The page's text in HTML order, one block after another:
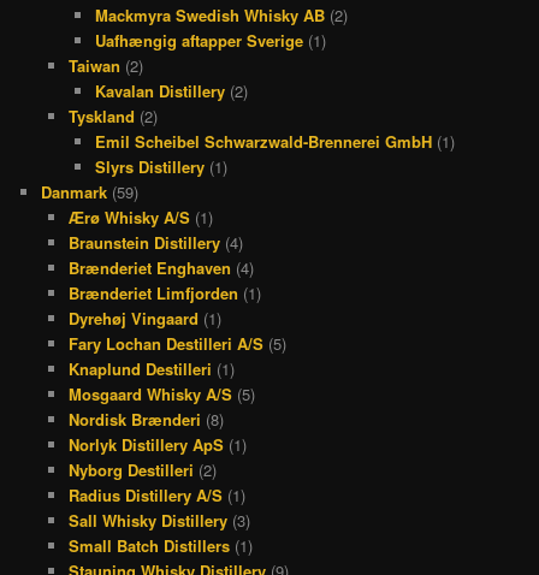
Mackmyra Swedish Whisky AB (2)
Uafhængig aftapper Sverige (1)
Taiwan (2)
Kavalan Distillery (2)
Tyskland (2)
Emil Scheibel Schwarzwald-Brennerei GmbH (1)
Slyrs Distillery (1)
Danmark (59)
Ærø Whisky A/S(1)
Braunstein Distillery(4)
Brænderiet Enghaven (4)
Brænderiet Limfjorden (1)
Dyrehøj Vingaard (1)
Fary Lochan Destilleri A/S(5)
Knaplund Destilleri (1)
Mosgaard Whisky A/S(5)
Nordisk Brænderi (8)
Norlyk Distillery ApS(1)
Nyborg Destilleri (2)
Radius Distillery A/S(1)
Sall Whisky Distillery(3)
Small Batch Distillers(1)